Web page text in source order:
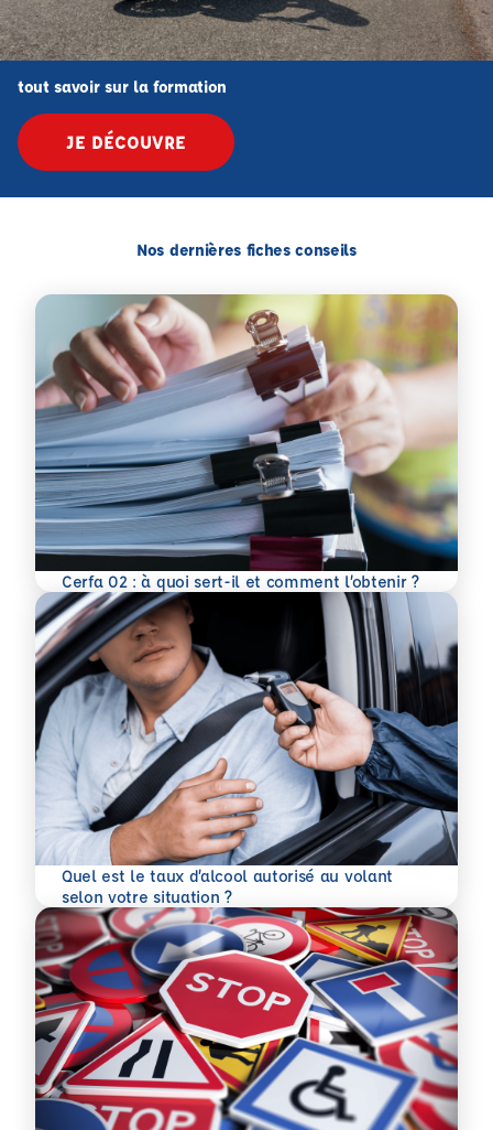
tout savoir sur la formation
JE DÉCOUVRE
Nos dernières fiches conseils
Cerfa 02 : à quoi sert-il et comment l’obtenir ?
En savoir plus
Quel est le taux d’alcool autorisé au volant
selon votre situation ?
En savoir plus